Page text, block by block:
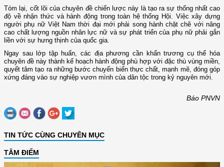
Tóm lại, cốt lõi của chuyên đề chiến lược này là tạo ra sự thống nhất cao
độ về nhận thức và hành động trong toàn hệ thống Hội. Việc xây dựng
người phụ nữ Việt Nam thời đại mới phải song hành chặt chẽ với nâng
cao chất lượng nguồn nhân lực nữ và sự phát triển của phụ nữ phải gắn
liền với sự hưng thịnh của quốc gia.
Ngay sau lớp tập huấn, các địa phương cần khẩn trương cụ thể hóa
chuyên đề này thành kế hoạch hành động phù hợp với đặc thù vùng miền,
quyết tâm tạo ra những bước chuyển biến thực chất, mạnh mẽ, đóng góp
xứng đáng vào sự nghiệp vươn mình của dân tộc trong kỷ nguyên mới.
Báo PNVN
TIN TỨC CÙNG CHUYÊN MỤC
TÂM ĐIỂM